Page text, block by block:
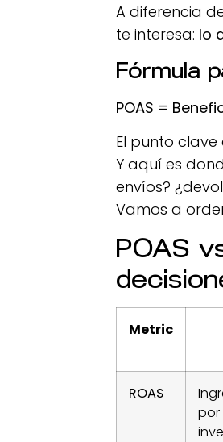
A diferencia
te interesa: lo
Fórmula
POAS =
El punto
Y aquí es
envíos?
Vamos a
POAS
Metric
ROAS